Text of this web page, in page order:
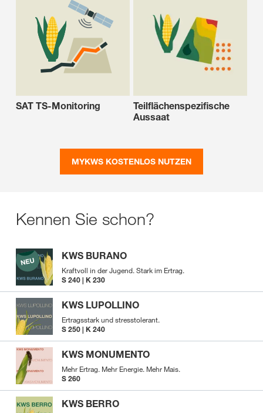
SAT TS-Monitoring
Teilflächenspezifische
Aussaat
MYKWS KOSTENLOS NUTZEN
Kennen Sie schon?
KWS BURANO
Kraftvoll in der Jugend. Stark im Ertrag.
S 240 | K 230
KWS LUPOLLINO
Ertragsstark und stresstolerant.
S 250 | K 240
KWS MONUMENTO
Mehr Ertrag. Mehr Energie. Mehr Mais.
S 260
KWS BERRO